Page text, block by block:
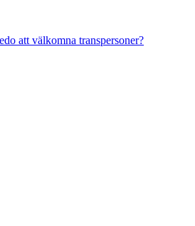
att välkomna transpersoner?